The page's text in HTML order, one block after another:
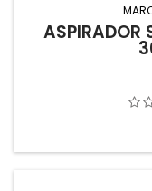
ASPIRADOR